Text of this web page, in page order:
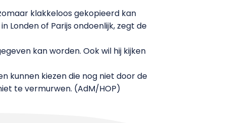
klakkeloos gekopieerd kan
Londen of Parijs ondoenlijk, zegt de
kan worden. Ook wil hij kijken
kunnen kiezen die nog niet door de
te vermurwen. (AdM/HOP)